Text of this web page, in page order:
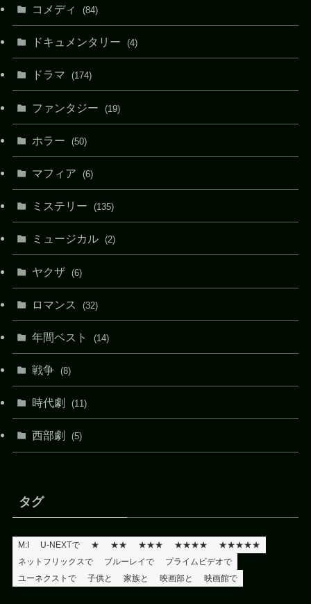
コメディ (84)
ドキュメンタリー (4)
ドラマ (174)
ファンタジー (19)
ホラー (50)
マフィア (6)
ミステリー (135)
ミュージカル (2)
ヤクザ (6)
ロマンス (32)
年間ベスト (14)
戦争 (8)
時代劇 (11)
西部劇 (5)
タグ
M:I U-NEXTで ★ ★★ ★★★ ★★★★
★★★★★
ネットフリックスで
ブルーレイで
プライムビデオで
ユーネクストで
子供と 家族と 映画部と 映画館で